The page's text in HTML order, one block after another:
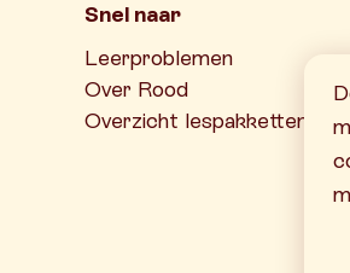
Snel naar
Leerproblemen
Over Rood
Overzicht lespakketten